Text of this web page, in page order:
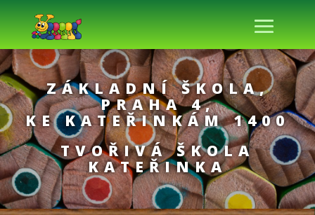
ZÁKLADNÍ ŠKOLA,
PRAHA 4,
KE KATEŘINKÁM 1400
TVOŘIVÁ ŠKOLA
KATEŘINKA